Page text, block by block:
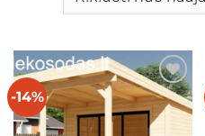
-14% Mėgstamiausias